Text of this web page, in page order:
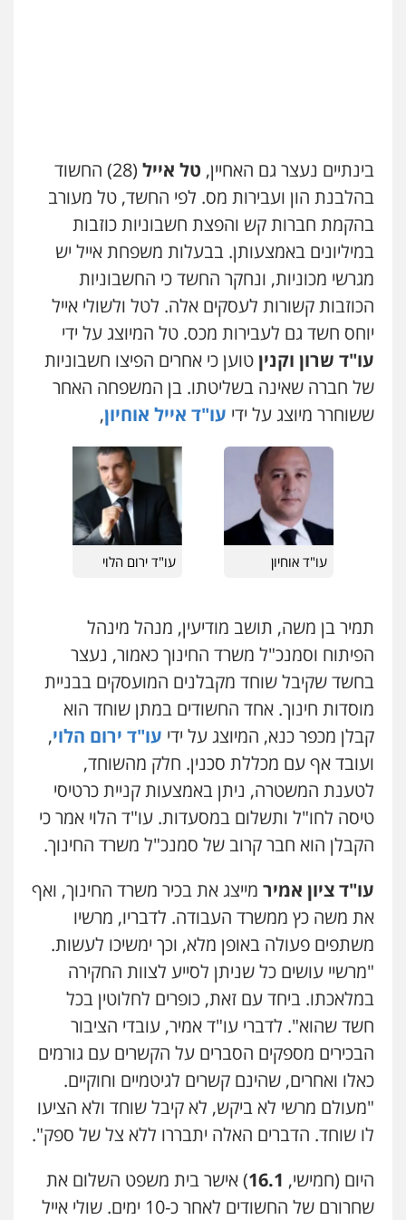
0506216048
עו"ד חמאדה מסרי
תעבורה
0526631970
עו"ד אייל אביטל
פלילי פשיעה חמורה מעצרים וחקירות
0544712201
עו"ד רונן בנדל
0524282442
כבריאן, מזר – משרד עורכי דין
פלילי מעצרים וחקירות
0543986802
עו"ד בועז קניג
פלילי משפחה כלכלי צבאי
0507003001
עו"ד אבי כהן
פלילי פשיעה חמורה קטינים אלימות
סמים עבירות מין
0523647066
בינתיים נעצר גם האחיין, טל אייל
(28) החשוד
בהלבנת הון ועבירות מס. לפי החשד, טל מעורב
בהקמת חברות קש והפצת חשבוניות כוזבות
במיליונים באמצעותן. בבעלות משפחת אייל יש
מגרשי מכוניות, ונחקר החשד כי החשבוניות
הכוזבות קשורות לעסקים אלה. לטל ולשולי אייל
יוחס חשד גם לעבירות מכס. טל המיוצג על ידי
עו"ד שרון וקניןטוען כי אחרים הפיצו חשבוניות
של חברה שאינה בשליטתו. בן המשפחה האחר
ששוחרר מיוצג על ידי עו"ד אייל אוחיון,
עו"ד אוחיון עו"ד ירום הלוי
תמיר בן משה, תושב מודיעין, מנהל מינהל
הפיתוח וסמנכ"ל משרד החינוך כאמור, נעצר
בחשד שקיבל שוחד מקבלנים המועסקים בבניית
מוסדות חינוך. אחד החשודים במתן שוחד הוא
קבלן מכפר כנא, המיוצג על ידי עו"ד ירום הלוי,
ועובד אף עם מכללת סכנין. חלק מהשוחד,
לטענת המשטרה, ניתן באמצעות קניית כרטיסי
טיסה לחו"ל ותשלום במסעדות. עו"ד הלוי אמר כי
הקבלן הוא חבר קרוב של סמנכ"ל משרד החינוך.
עו"ד ציון אמיר מייצג את בכיר משרד החינוך, ואף
את משה כץ ממשרד העבודה. לדבריו, מרשיו
משתפים פעולה באופן מלא, וכך ימשיכו לעשות.
"מרשיי עושים כל שניתן לסייע לצוות החקירה
במלאכתו. ביחד עם זאת, כופרים לחלוטין בכל
חשד שהוא". לדברי עו"ד אמיר, עובדי הציבור
הבכירים מספקים הסברים על הקשרים עם גורמים
כאלו ואחרים, שהינם קשרים לגיטמיים וחוקיים.
"מעולם מרשי לא ביקש, לא קיבל שוחד ולא הציעו
לו שוחד. הדברים האלה יתבררו ללא צל של ספק".
היום (חמישי, 16.1) אישר בית משפט השלום את
שחרורם של החשודים לאחר כ-10 ימים. שולי אייל
עו"ד משה פלמור
פלילי כלכלי צווארון לבן עורכי דין לענייני
אסירים
0549732303
עו"ד אמיר נאטור
פלילי פשיעה חמורה
0543326767
עו"ד ראוף נג'אר
פלילי עורכי דין לענייני אסירים מעצרים
סמים
0548009246
דוד אפרים משרד עורכי דין
פלילי צווארון לבן מס הכנסה מע"מ
עו"ד איהאב ג'לג'ולי
פלילי מעצרים וחקירות עורכי דין לענייני
0505216700
עו"ד אייל בסרגליק
פלילי כלכלי צווארון לבן עורכי דין לענייני
אסירים אזרחי נדל"ן / עסקים
0528488515
עו"ד אסף דוק
0526885006